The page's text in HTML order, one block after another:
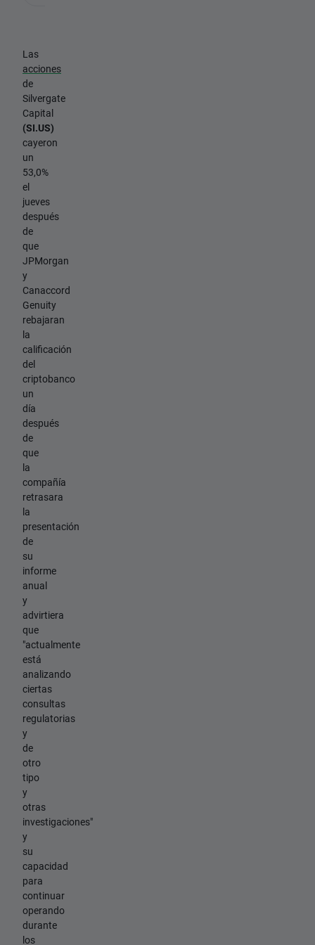
Las
acciones
de
Silvergate
Capital
(SI.US)
cayeron
un
53,0%
el
jueves
después
de
que
JPMorgan
y
Canaccord
Genuity
rebajaran
la
calificación
del
criptobanco
un
día
después
de
que
la
compañía
retrasara
la
presentación
de
su
informe
anual
y
advirtiera
que
"actualmente
está
analizando
ciertas
consultas
regulatorias
y
de
otro
tipo
y
otras
investigaciones"
y
su
capacidad
para
continuar
operando
durante
los